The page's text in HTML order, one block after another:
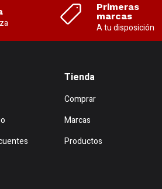
Primeras
marcas
A tu disposición
Tienda
Comprar
Marcas
Productos